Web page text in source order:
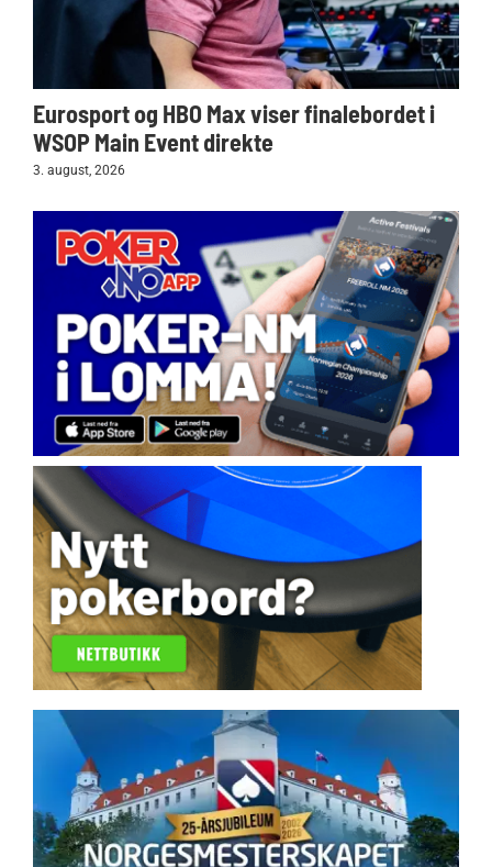
Eurosport og HBO Max viser finalebordet i
WSOP Main Event direkte
3. august, 2026